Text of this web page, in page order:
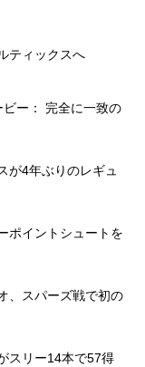
ティックスへ
ビー： 完全に一致の
が4年ぶりのレギュ
ポイントシュートを
、スパーズ戦で初の
スリー14本で57得